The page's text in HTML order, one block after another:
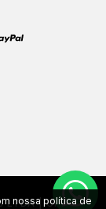
LTDA | CNPJ
nossa política de